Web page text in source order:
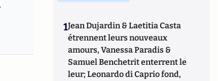
1Jean Dujardin & Laetitia Casta
étrennent leurs nouveaux
amours, Vanessa Paradis &
Samuel Benchetrit enterrent le
leur; Leonardo di Caprio fond,